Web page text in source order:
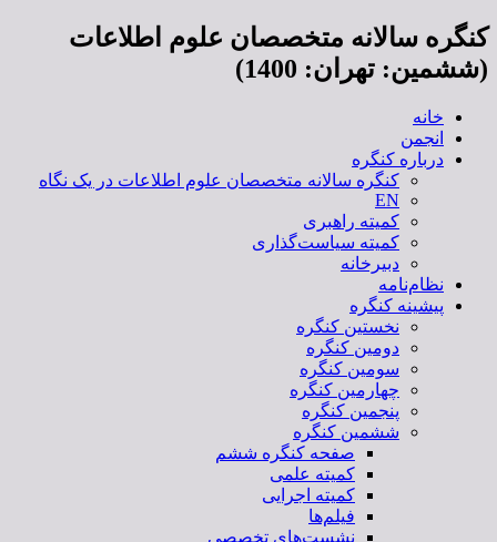
کنگره سالانه متخصصان علوم اطلاعات
(ششمین: تهران: 1400)
خانه
انجمن
درباره کنگره
کنگره سالانه متخصصان علوم اطلاعات در یک نگاه
EN
کمیته راهبری
کمیته سیاست‌گذاری
دبیرخانه
نظام‌نامه
پیشینه کنگره
نخستین کنگره
دومین کنگره
سومین کنگره
چهارمین کنگره
پنجمین کنگره
ششمین کنگره
صفحه کنگره ششم
کمیته علمی
کمیته اجرایی
فیلم‌ها
نشست‌های تخصصی